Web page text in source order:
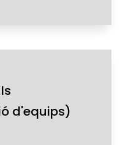
d'equips)